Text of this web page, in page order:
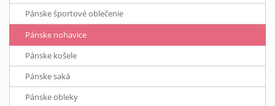
Pánske športové oblečenie
Pánske nohavice
Pánske košele
Pánske saká
Pánske obleky